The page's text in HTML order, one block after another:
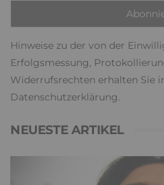
Hinweise zu der von der
Erfolgsmessung,
Widerrufsrechten erhalten Sie
Datenschutzerklärung.
NEUESTE ARTIKEL